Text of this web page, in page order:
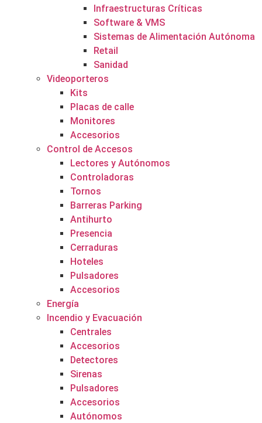
Infraestructuras Críticas
Software & VMS
Sistemas de Alimentación Autónoma
Retail
Sanidad
Videoporteros
Kits
Placas de calle
Monitores
Accesorios
Control de Accesos
Lectores y Autónomos
Controladoras
Tornos
Barreras Parking
Antihurto
Presencia
Cerraduras
Hoteles
Pulsadores
Accesorios
Energía
Incendio y Evacuación
Centrales
Accesorios
Detectores
Sirenas
Pulsadores
Accesorios
Autónomos